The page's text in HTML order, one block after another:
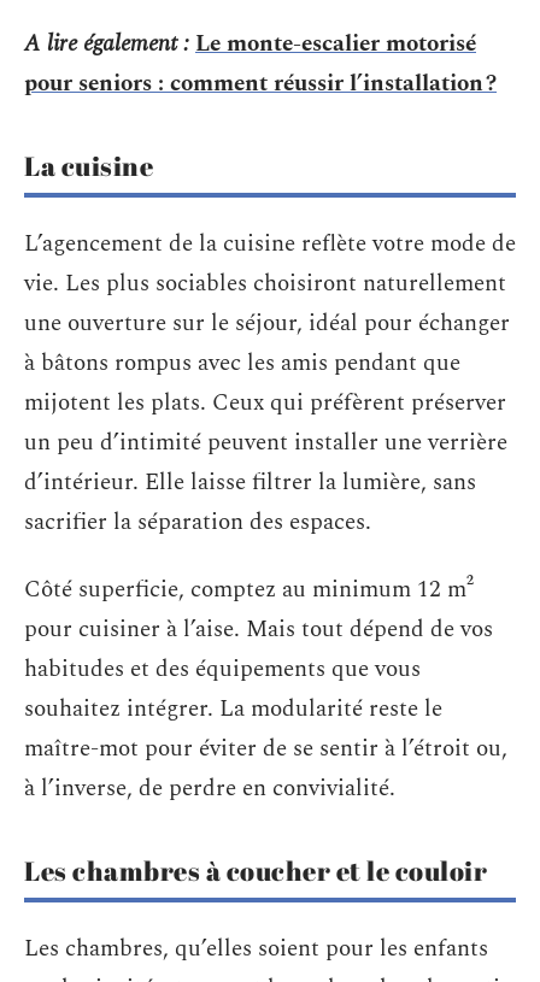
A lire également :Le monte-escalier motorisé
pour seniors : comment réussir l’installation ?
La cuisine
L’agencement de la cuisine reflète votre mode de
vie. Les plus sociables choisiront naturellement
une ouverture sur le séjour, idéal pour échanger
à bâtons rompus avec les amis pendant que
mijotent les plats. Ceux qui préfèrent préserver
un peu d’intimité peuvent installer une verrière
d’intérieur. Elle laisse filtrer la lumière, sans
sacrifier la séparation des espaces.
Côté superficie, comptez au minimum 12 m²
pour cuisiner à l’aise. Mais tout dépend de vos
habitudes et des équipements que vous
souhaitez intégrer. La modularité reste le
maître-mot pour éviter de se sentir à l’étroit ou,
à l’inverse, de perdre en convivialité.
Les chambres à coucher et le couloir
Les chambres, qu’elles soient pour les enfants